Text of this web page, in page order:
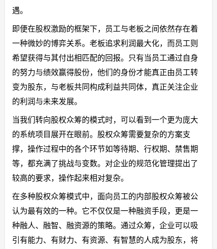
遇。
即便在股权激励的框架下，员工与老板之间依然存在着
一种微妙的博弈关系。老板追求利润最大化，而员工则
希望获得与其付出相匹配的回报。只有当员工通过自身
的努力与绩效赢得股份，他们的身份才能真正由员工转
变为股东，与老板共同构成利益共同体，真正关注企业
的利润与未来发展。
当我们转向股权众筹的模式时，可以看到一个更为庞大
的系统项目展开在眼前。股权众筹需要复杂的方案支
撑，操作过程中的各个环节如等待期、行权期、禁售期
等，都充满了挑战与变数。对企业的规范化管理提出了
较高的要求，操作起来相对复杂。
在多种股权众筹模式中，面向员工的内部股权众筹被公
认为最有效的一种。它不仅仅是一种融资手段，更是一
种融人、融智、融资源的策略。通过众筹，企业可以吸
引有能力、有财力、有资源、有智慧的人成为股东，将